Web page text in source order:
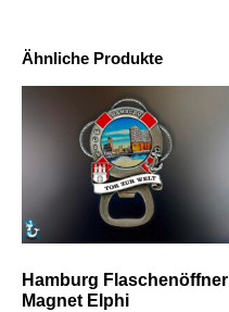
Ähnliche Produkte
Hamburg Flaschenöffner
Magnet Elphi